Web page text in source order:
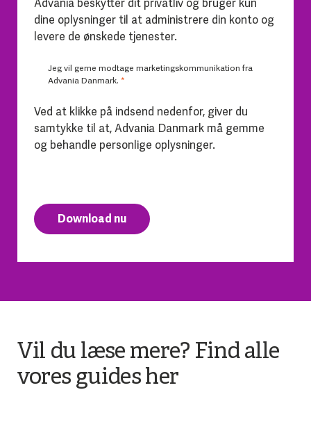
dine oplysninger til at administrere din konto og
levere de ønskede tjenester.
Jeg vil gerne modtage marketingskommunikation fra
Advania Danmark. *
Ved at klikke på indsend nedenfor, giver du
samtykke til at, Advania Danmark må gemme
og behandle personlige oplysninger.
Download nu
Vil du læse mere? Find alle
vores guides her